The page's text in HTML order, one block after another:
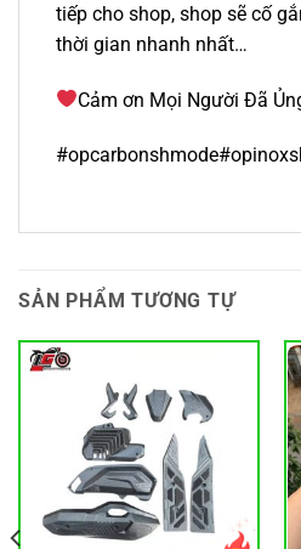
tiếp cho shop, shop sẽ cố
thời gian nhanh nhất…
Cảm ơn Mọi Người Đã
SẢN PHẨM TƯƠNG TỰ